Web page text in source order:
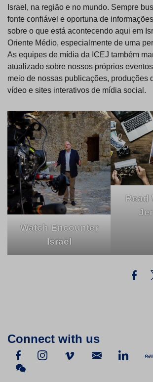
Israel, na região e no mundo. Sempre
fonte confiável e oportuna de
sobre o que está acontecendo aqui em
Oriente Médio, especialmente de uma
As equipes de mídia da ICEJ também
atualizado sobre nossos próprios
meio de nossas publicações, produções
vídeo e sites interativos de mídia social.
Watch Encounter
Israel
Read
Connect with us